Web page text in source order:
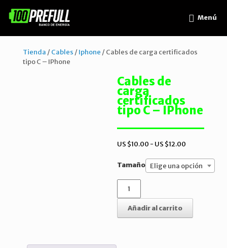
Menú
Tienda /Cables /Iphone / Cables de carga certificados
tipo C – IPhone
Cables de
carga
certificados
tipo C – IPhone
US $10.00 - US $12.00
precios:
desde
hasta
$12.00
Tamaño Elige una opción
Cables
carga
certificados
Añadir al carrito